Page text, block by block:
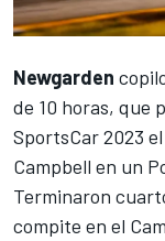
Newgarden
de 10 horas, que
SportsCar 2023
Campbell en un
Terminaron
compite en el